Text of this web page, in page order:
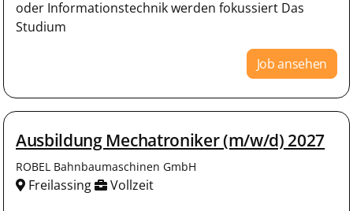
oder Informationstechnik werden fokussiert Das
Studium
Job ansehen
Ausbildung Mechatroniker (m/w/d) 2027
ROBEL Bahnbaumaschinen GmbH
Freilassing Vollzeit